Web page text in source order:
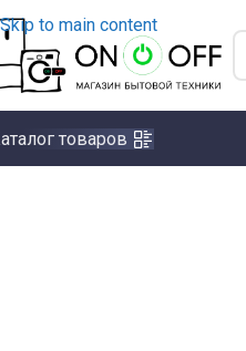
Skip to main content
товаров